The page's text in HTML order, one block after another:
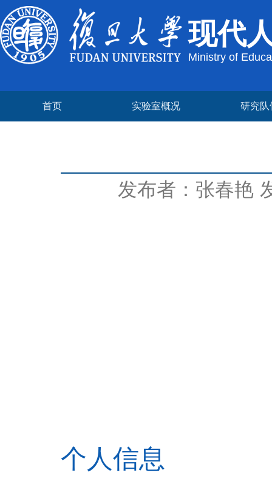
现代
Ministry of
首页 实验室概况 研究队
发布者：张春艳
个人信息